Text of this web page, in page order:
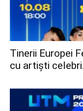
Tinerii Europei
cu artiști